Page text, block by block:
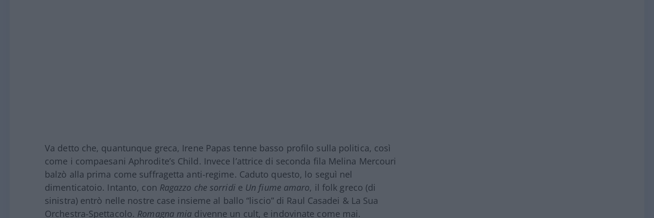
Va detto che, quantunque greca, Irene Papas tenne basso profilo sulla politica, così
come i compaesani Aphrodite’s Child. Invece l’attrice di seconda fila Melina Mercouri
balzò alla prima come suffragetta anti-regime. Caduto questo, lo seguì nel
dimenticatoio. Intanto, con Ragazzo che sorridie Un fiume amaro, il folk greco (di
sinistra) entrò nelle nostre case insieme al ballo “liscio” di Raul Casadei & La Sua
Orchestra-Spettacolo. Romagna mia divenne un cult, e indovinate come mai.